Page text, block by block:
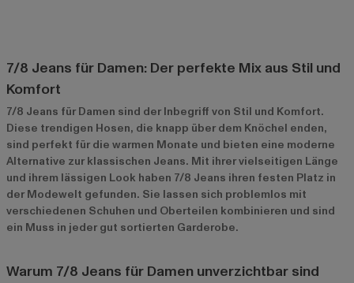
7/8 Jeans für Damen: Der perfekte Mix aus Stil und
Komfort
7/8 Jeans für Damen sind der Inbegriff von Stil und Komfort.
Diese trendigen Hosen, die knapp über dem Knöchel enden,
sind perfekt für die warmen Monate und bieten eine moderne
Alternative zur klassischen Jeans. Mit ihrer vielseitigen Länge
und ihrem lässigen Look haben 7/8 Jeans ihren festen Platz in
der Modewelt gefunden. Sie lassen sich problemlos mit
verschiedenen Schuhen und Oberteilen kombinieren und sind
ein Muss in jeder gut sortierten Garderobe.
Warum 7/8 Jeans für Damen unverzichtbar sind